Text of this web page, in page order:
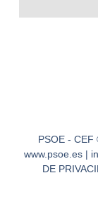
PSOE -
www.psoe.es |
DE